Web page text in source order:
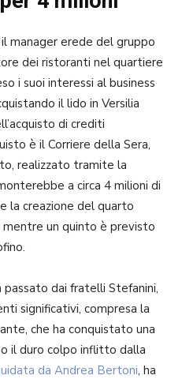
manager erede del gruppo
dei ristoranti nel quartiere
i suoi interessi al business
il lido in Versilia
di crediti
è il Corriere della Sera,
realizzato tramite la
a circa 4 milioni di
la creazione del quarto
un quinto è previsto
dai fratelli Stefanini,
significativi, compresa la
che ha conquistato una
il duro colpo inflitto dalla
da Andrea Bertoni, ha